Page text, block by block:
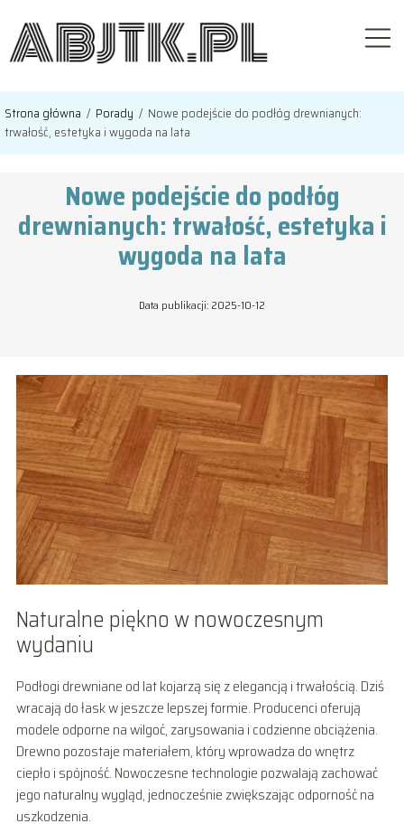
Strona główna / Porady / Nowe podejście do podłóg drewnianych:
trwałość, estetyka i wygoda na lata
Nowe podejście do podłóg
drewnianych: trwałość, estetyka i
wygoda na lata
Data publikacji: 2025-10-12
Naturalne piękno w nowoczesnym
wydaniu
Podłogi drewniane od lat kojarzą się z elegancją i trwałością. Dziś
wracają do łask w jeszcze lepszej formie. Producenci oferują
modele odporne na wilgoć, zarysowania i codzienne obciążenia.
Drewno pozostaje materiałem, który wprowadza do wnętrz
ciepło i spójność. Nowoczesne technologie pozwalają zachować
jego naturalny wygląd, jednocześnie zwiększając odporność na
uszkodzenia.